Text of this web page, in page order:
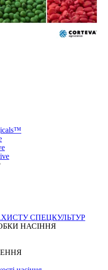
СПЕЦКУЛЬТУР
НАСІННЯ